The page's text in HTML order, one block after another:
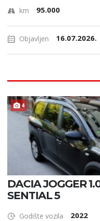
km 95.000
Objavljen 16.07.2026.
4
DACIA JOGGER
SENTIAL 5
Godište vozila 2022